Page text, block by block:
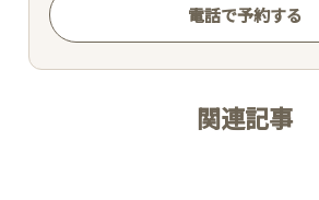
ACCESS /
RESERVATION
電話で予約する
関連記事